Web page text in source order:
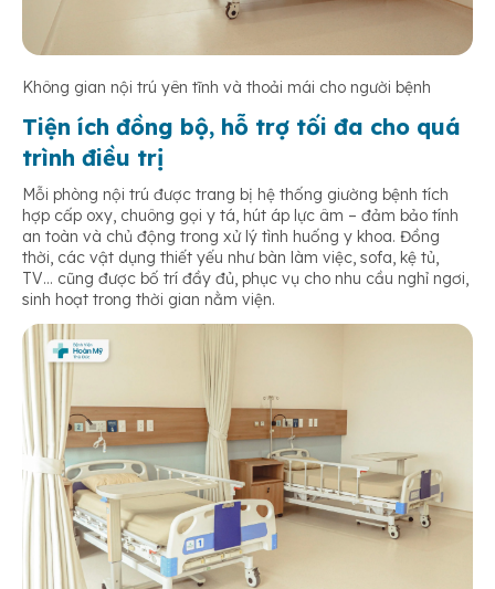
Không gian nội trú yên tĩnh và thoải mái cho người bệnh
Tiện ích đồng bộ, hỗ trợ tối đa cho quá
trình điều trị
Mỗi phòng nội trú được trang bị hệ thống giường bệnh tích
hợp cấp oxy, chuông gọi y tá, hút áp lực âm – đảm bảo tính
an toàn và chủ động trong xử lý tình huống y khoa. Đồng
thời, các vật dụng thiết yếu như bàn làm việc, sofa, kệ tủ,
TV… cũng được bố trí đầy đủ, phục vụ cho nhu cầu nghỉ ngơi,
sinh hoạt trong thời gian nằm viện.